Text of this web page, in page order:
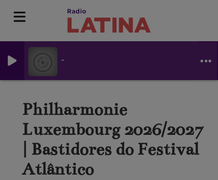
-
Philharmonie
Luxembourg 2026/2027
| Bastidores do Festival
Atlântico